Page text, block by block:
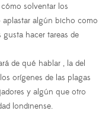
solventar los
aplastar algún bicho como
hacer tareas de
de qué hablar , la del
orígenes de las plagas
y algún que otro
londinense.